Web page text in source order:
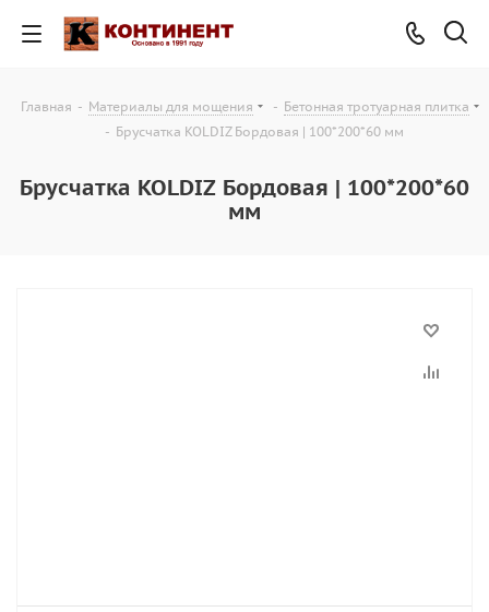
Главная - Материалы для мощения - Бетонная тротуарная плитка
- Брусчатка KOLDIZ Бордовая | 100*200*60 мм
Брусчатка KOLDIZ Бордовая | 100*200*60
мм